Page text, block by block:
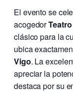
El evento se
acogedor
clásico para la
ubica
Vigo. La
apreciar la
destaca por su